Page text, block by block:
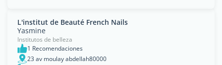
L'institut de Beauté French Nails
Yasmine
Institutos de belleza
1 Recomendaciones
23 av moulay abdellah80000